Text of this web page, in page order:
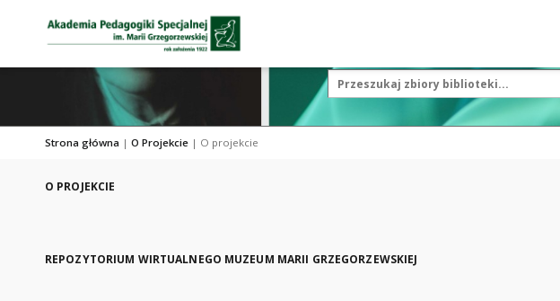
Strona główna | O Projekcie | O projekcie
O PROJEKCIE
REPOZYTORIUM WIRTUALNEGO MUZEUM MARII GRZEGORZEWSKIEJ